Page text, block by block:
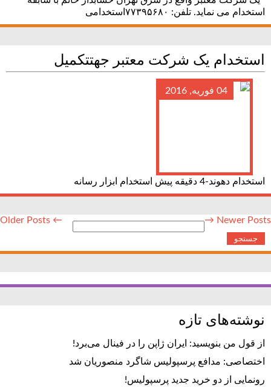
استخدام می نماید. تلفن: ۷۷۳۹۵۶۸۰استخدامی
استخدام یک شرکت معتبر جهت‎تکمیل
04 فوریه, 2016
استخدام دهوند-4 دقیقه پیش استخدام ابزار رسانه
Newer Posts →
← Older Posts
نوشته‌های تازه
از قول من بنویسید: ایران ژاپن را در فینال می‌برد!
اختصاصی: مدافع پرسپولیس شاگرد منصوریان شد
رونمایی از دو خرید جدید پرسپولیس!